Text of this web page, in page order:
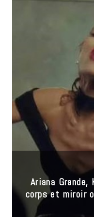
Ariana
corps et miroir